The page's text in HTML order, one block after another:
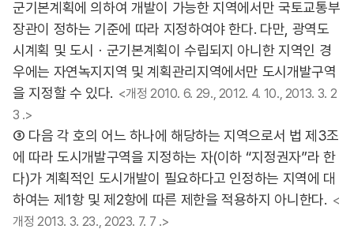
군기본계획에 의하여 개발이 가능한 지역에서만 국토교통부
장관이 정하는 기준에 따라 지정하여야 한다. 다만, 광역도
시계획 및 도시ㆍ군기본계획이 수립되지 아니한 지역인 경
우에는 자연녹지지역 및 계획관리지역에서만 도시개발구역
을 지정할 수 있다. <개정 2010. 6. 29., 2012. 4. 10., 2013. 3. 2
3 .>
③ 다음 각 호의 어느 하나에 해당하는 지역으로서 법 제3조
에 따라 도시개발구역을 지정하는 자(이하 “지정권자”라 한
다)가 계획적인 도시개발이 필요하다고 인정하는 지역에 대
하여는 제1항 및 제2항에 따른 제한을 적용하지 아니한다. <
개정 2013. 3. 23., 2023. 7. 7 .>